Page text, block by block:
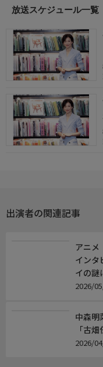
湊かなえ(小説家)
鈴木保奈美
山本倖千恵(テレビ東京
諏訪部順一
まつもとせろ里
番組概要
読書好き俳優・鈴木保
組！人気作家をゲスト
り、とにかく「本」と
放送スケジュール一覧
出演者の関連記事
アニメ
インタ
イの謎
2026/
中森明
「古
2026/